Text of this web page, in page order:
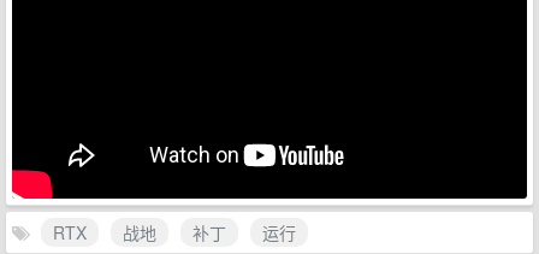
RTX 战地 补丁
运行